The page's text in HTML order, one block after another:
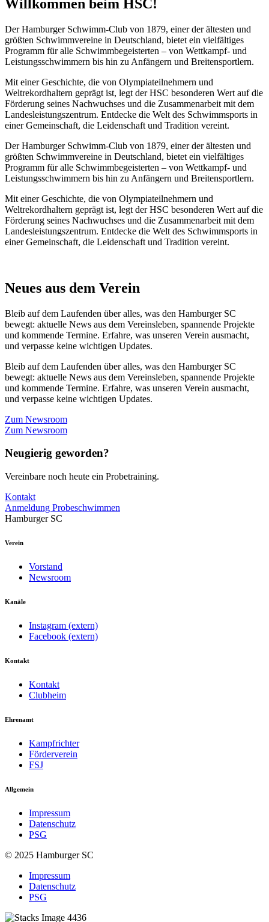
Willkommen beim HSC!
Der Hamburger Schwimm-Club von 1879, einer der ältesten und
größten Schwimmvereine in Deutschland, bietet ein vielfältiges
Programm für alle Schwimmbegeisterten – von Wettkampf- und
Leistungsschwimmern bis hin zu Anfängern und Breitensportlern.
Mit einer Geschichte, die von Olympiateilnehmern und
Weltrekordhaltern geprägt ist, legt der HSC besonderen Wert auf die
Förderung seines Nachwuchses und die Zusammenarbeit mit dem
Landesleistungszentrum. Entdecke die Welt des Schwimmsports in
einer Gemeinschaft, die Leidenschaft und Tradition vereint.
Der Hamburger Schwimm-Club von 1879, einer der ältesten und
größten Schwimmvereine in Deutschland, bietet ein vielfältiges
Programm für alle Schwimmbegeisterten – von Wettkampf- und
Leistungsschwimmern bis hin zu Anfängern und Breitensportlern.
Mit einer Geschichte, die von Olympiateilnehmern und
Weltrekordhaltern geprägt ist, legt der HSC besonderen Wert auf die
Förderung seines Nachwuchses und die Zusammenarbeit mit dem
Landesleistungszentrum. Entdecke die Welt des Schwimmsports in
einer Gemeinschaft, die Leidenschaft und Tradition vereint.
Neues aus dem Verein
Bleib auf dem Laufenden über alles, was den Hamburger SC
bewegt: aktuelle News aus dem Vereinsleben, spannende Projekte
und kommende Termine. Erfahre, was unseren Verein ausmacht,
und verpasse keine wichtigen Updates.
Bleib auf dem Laufenden über alles, was den Hamburger SC
bewegt: aktuelle News aus dem Vereinsleben, spannende Projekte
und kommende Termine. Erfahre, was unseren Verein ausmacht,
und verpasse keine wichtigen Updates.
Zum Newsroom
Zum Newsroom
Neugierig geworden?
Vereinbare noch heute ein Probetraining.
Kontakt
Anmeldung Probeschwimmen
Hamburger SC
Verein
Vorstand
Newsroom
Kanäle
Instagram (extern)
Facebook (extern)
Kontakt
Kontakt
Clubheim
Ehrenamt
Kampfrichter
Förderverein
FSJ
Allgemein
Impressum
Datenschutz
PSG
© 2025 Hamburger SC
Impressum
Datenschutz
PSG